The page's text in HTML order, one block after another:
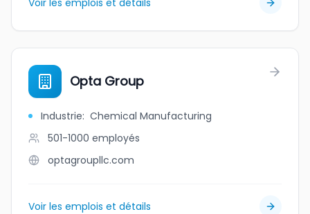
Voir les emplois et détails
Opta Group
Industrie: Chemical Manufacturing
501-1000 employés
optagroupllc.com
Voir les emplois et détails